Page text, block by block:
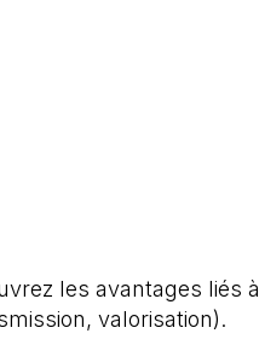
les avantages liés à
valorisation).